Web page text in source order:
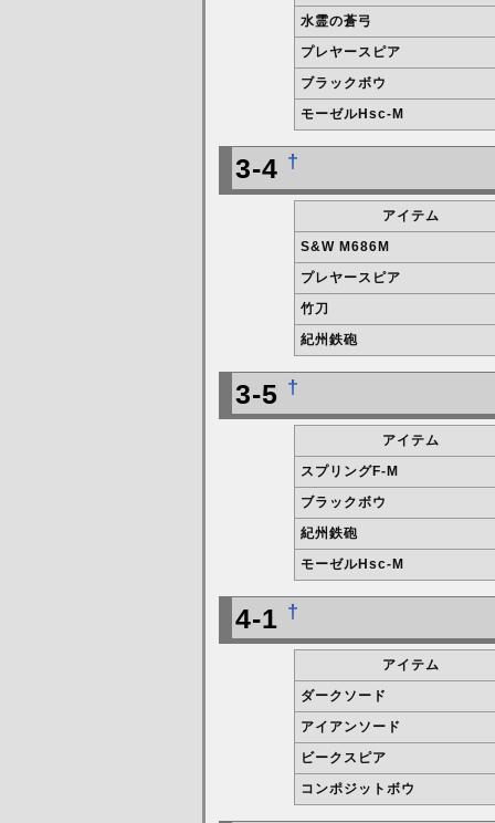
水霊の蒼弓
プレヤースピア
ブラックボウ
モーゼルHsc-M
3-4 †
アイテム
S&W M686M
プレヤースピア
竹刀
紀州鉄砲
3-5 †
アイテム
スプリングF-M
ブラックボウ
紀州鉄砲
モーゼルHsc-M
4-1 †
アイテム
ダークソード
アイアンソード
ビークスピア
コンポジットボウ